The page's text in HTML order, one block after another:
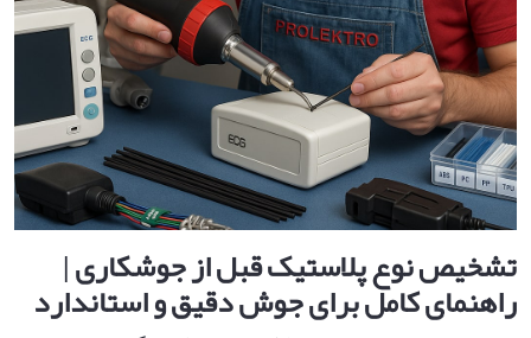
تشخیص نوع پلاستیک قبل از جوشکاری |
راهنمای کامل برای جوش دقیق و استاندارد